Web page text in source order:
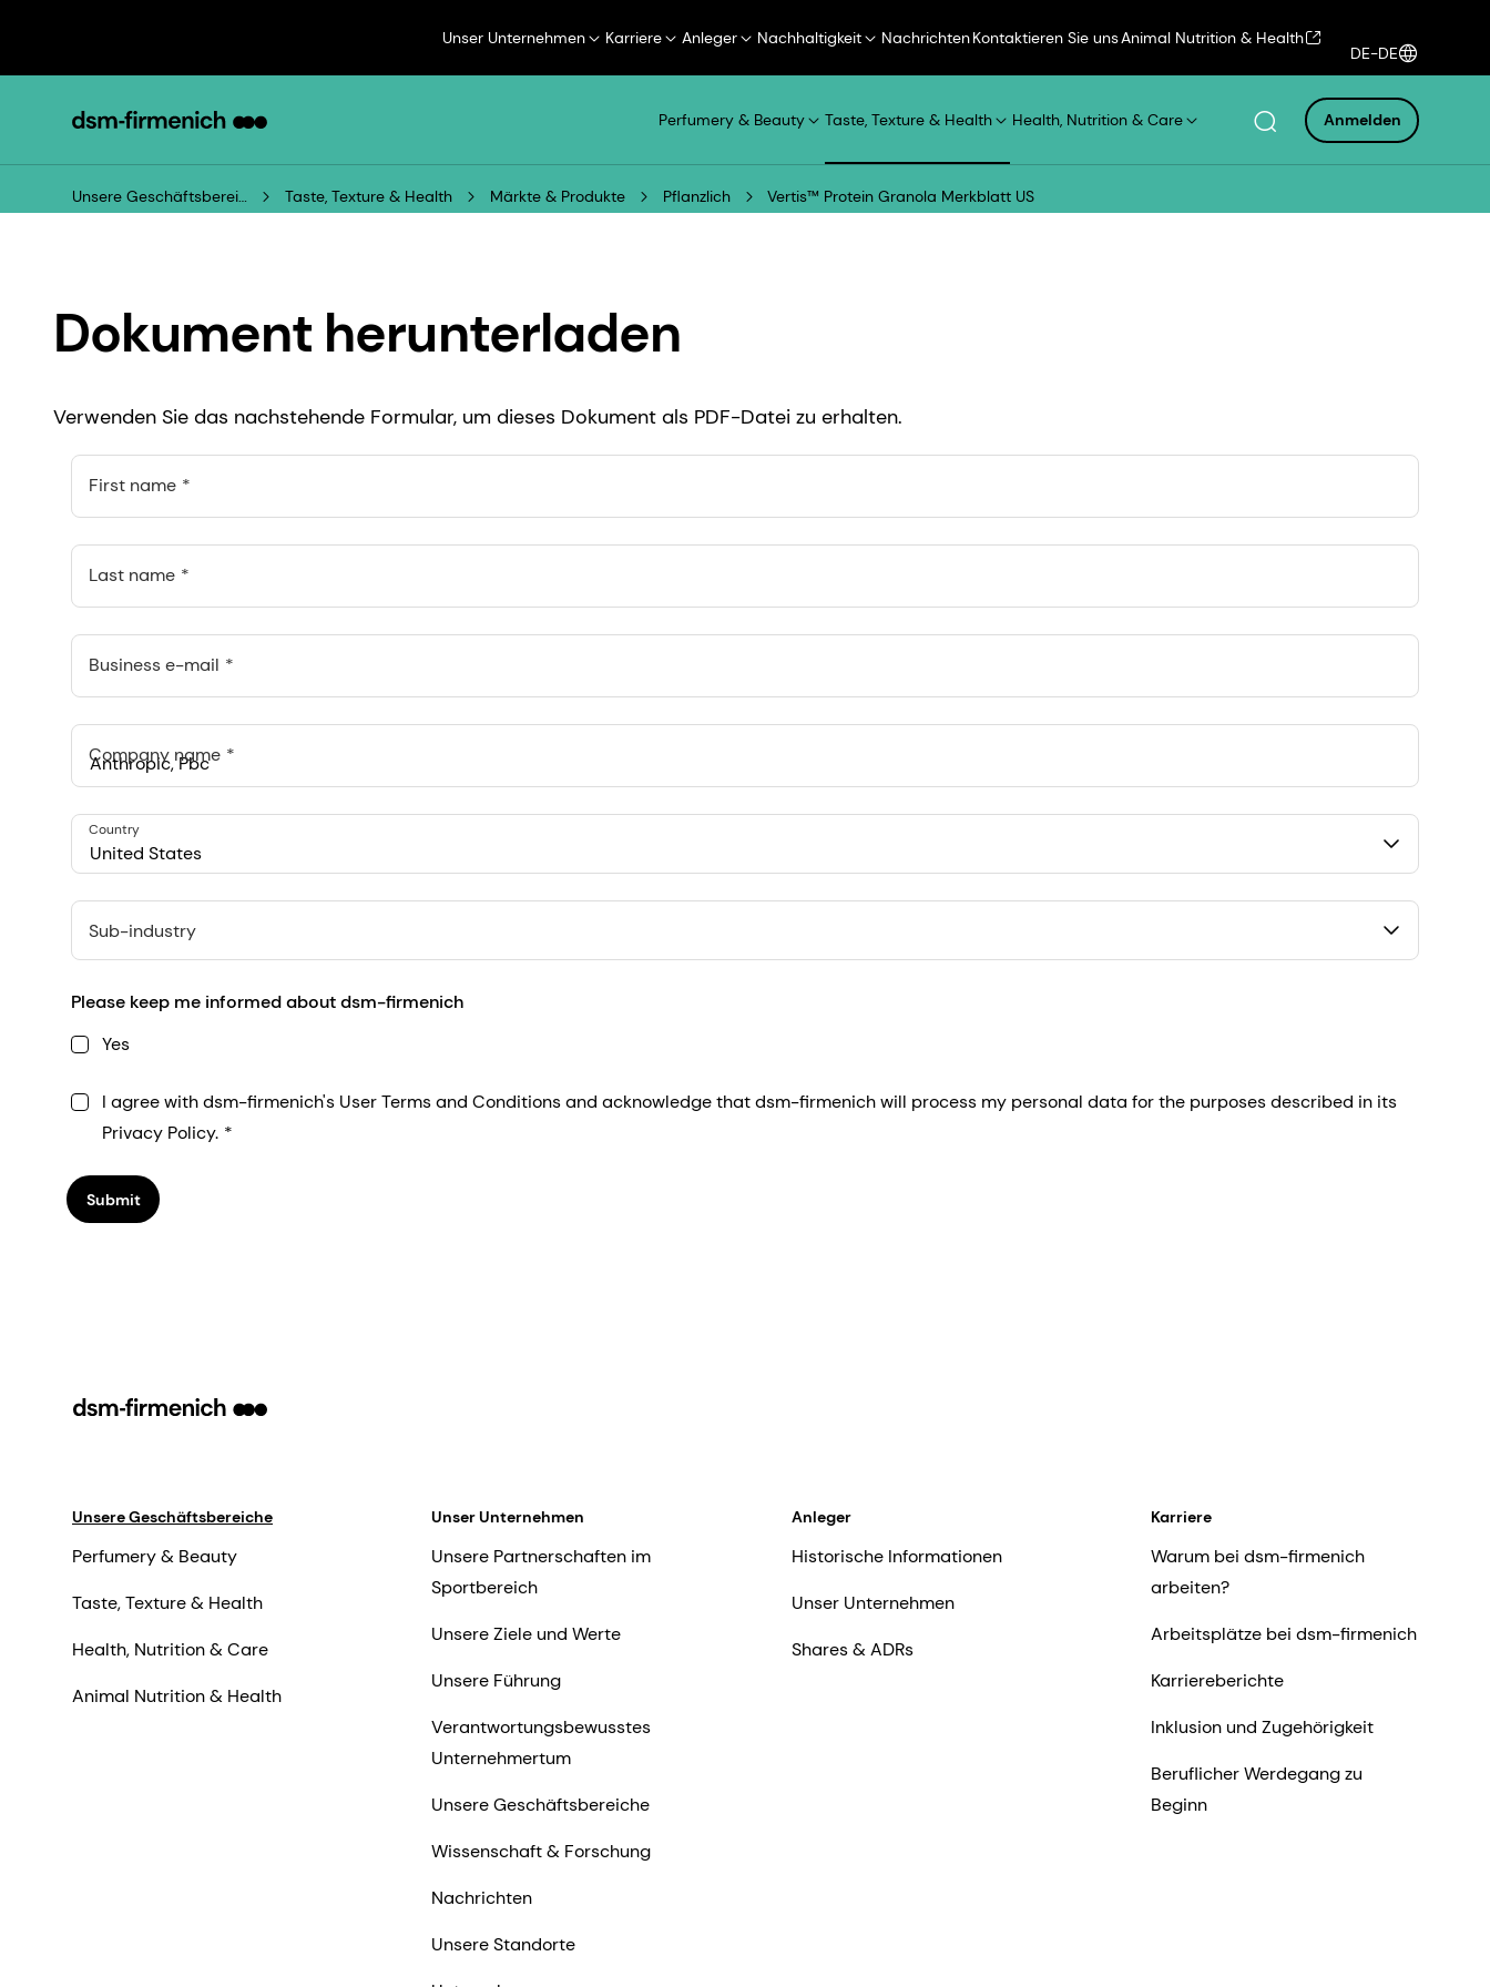
Unser Unternehmen Karriere Anleger Nachhaltigkeit NachrichtenKontaktieren Sie unsAnimal Nutrition & Health
DE-DE
Perfumery & Beauty Taste, Texture & Health Health, Nutrition & Care Anmelden
Unsere Geschäftsbereiche Taste, Texture & Health Märkte & Produkte Pflanzlich Vertis™ Protein Granola Merkblatt US
Dokument herunterladen
Verwenden Sie das nachstehende Formular, um dieses Dokument als PDF-Datei zu erhalten.
First name
Last name
Business e-mail
Company name
Anthropic, PBC
548 Market St Pmb 90375, San Francisco, California, US
United States
Country
Sub-industry
Please keep me informed about dsm-firmenich
Yes
I agree with dsm-firmenich's User Terms and Conditions and acknowledge that dsm-firmenich will process my personal data for the purposes described in its
Privacy Policy.
Submit
Unsere Geschäftsbereiche
Perfumery & Beauty
Taste, Texture & Health
Health, Nutrition & Care
Animal Nutrition & Health
Unser Unternehmen
Unsere Partnerschaften im
Sportbereich
Unsere Ziele und Werte
Unsere Führung
Verantwortungsbewusstes
Unternehmertum
Unsere Geschäftsbereiche
Wissenschaft & Forschung
Nachrichten
Unsere Standorte
Anleger
Historische Informationen
Unser Unternehmen
Shares & ADRs
Karriere
Warum bei dsm-firmenich
arbeiten?
Arbeitsplätze bei dsm-firmenich
Karriereberichte
Inklusion und Zugehörigkeit
Beruflicher Werdegang zu
Beginn